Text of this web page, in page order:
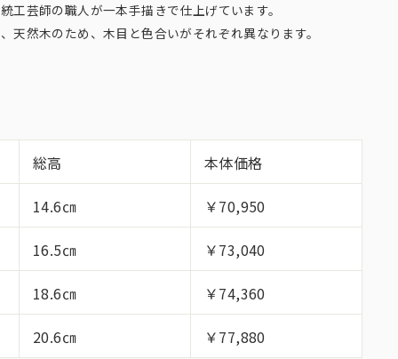
工芸師の職人が一本手描きで仕上げています。
天然木のため、木目と色合いがそれぞれ異なります。
総高 本体価格
14.6㎝ ￥70,950
16.5㎝ ￥73,040
18.6㎝ ￥74,360
20.6㎝ ￥77,880